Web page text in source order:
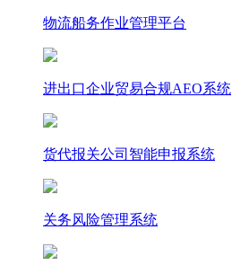
物流船务作业管理平台
进出口企业贸易合规AEO系统
货代报关公司智能申报系统
关务风险管理系统